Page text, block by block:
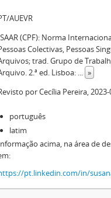
AUEVR
(CPF): Norma
Colectivas, Pessoas
trad. Grupo de
2.ª ed. Lisboa: ... »
por Cecília Pereira, 2023-
português
latim
acima, na área de
pt.linkedin.com/in/